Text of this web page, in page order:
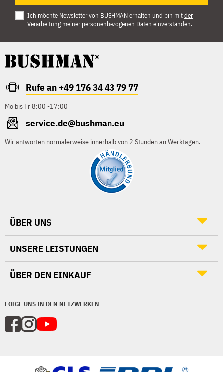
Ich möchte Newsletter von BUSHMAN erhalten und bin mitder
Verarbeitung meiner personenbezogenen Daten einverstanden.
Rufe an +49 176 34 43 79 77
Mo bis Fr 8:00 -17:00
service.de@bushman.eu
Wir antworten normalerweise innerhalb von 2 Stunden an Werktagen.
FOLGE UNS IN DEN NETZWERKEN
ÜBER UNS
UNSERE LEISTUNGEN
ÜBER DEN EINKAUF